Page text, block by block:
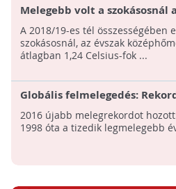
Melegebb volt a szokásosnál
A 2018/19-es tél összességében
szokásosnál, az évszak
átlagban 1,24 Celsius-fok ...
Globális felmelegedés:
ezzel sorban a harmadik
zártuk!
2016 újabb melegrekordot
1998 óta a tizedik legmelegebb